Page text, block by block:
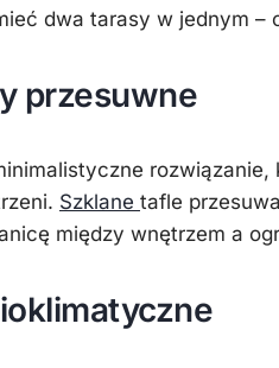
dwa tarasy w jednym –
przesuwne
Szklane tafle
między wnętrzem a